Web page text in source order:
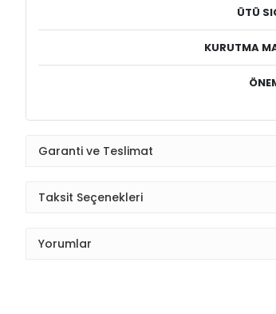
ÜTÜ
KURUTMA
Garanti ve Teslimat
Taksit Seçenekleri
Yorumlar